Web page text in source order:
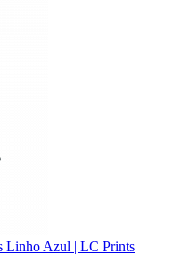
Linho Azul | LC Prints